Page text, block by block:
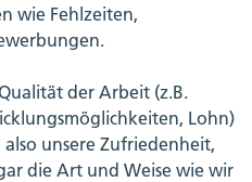
wie Fehlzeiten,
der Arbeit (z.B.
Lohn)
also unsere Zufriedenheit,
die Art und Weise wie wir